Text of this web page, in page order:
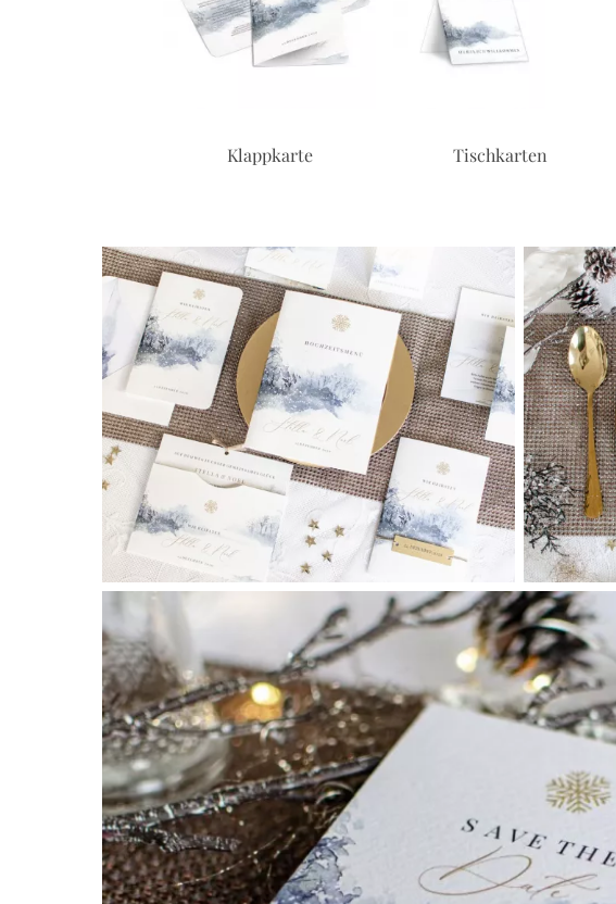
Klappkarte Tischkarten